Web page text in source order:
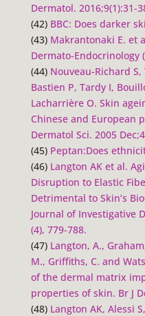
Dermatol. 2016;9(1):31-
(42) BBC: Does darker
(43) Makrantonaki E. et
Dermato-Endocrinology
(44) Nouveau-Richard S,
Bastien P, Tardy I,
Lacharrière O. Skin
Chinese and European
Dermatol Sci. 2005
(45) Peptan:Does
(46) Langton AK et al.
Disruption to Elastic
Detrimental to Skin’s
Journal of Investigative
(4), 779-788.
(47) Langton, A.,
M., Griffiths, C. and
of the dermal matrix
properties of skin. Br J
(48) Langton AK, Alessi